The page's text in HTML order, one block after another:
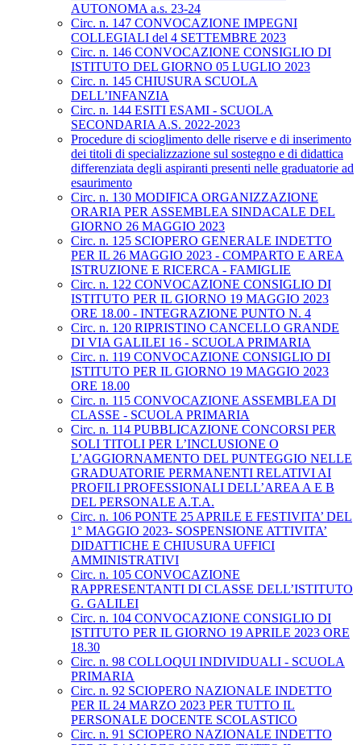
AUTONOMA a.s. 23-24
Circ. n. 147 CONVOCAZIONE IMPEGNI
COLLEGIALI del 4 SETTEMBRE 2023
Circ. n. 146 CONVOCAZIONE CONSIGLIO DI
ISTITUTO DEL GIORNO 05 LUGLIO 2023
Circ. n. 145 CHIUSURA SCUOLA
DELL’INFANZIA
Circ. n. 144 ESITI ESAMI - SCUOLA
SECONDARIA A.S. 2022-2023
Procedure di scioglimento delle riserve e di inserimento
dei titoli di specializzazione sul sostegno e di didattica
differenziata degli aspiranti presenti nelle graduatorie ad
esaurimento
Circ. n. 130 MODIFICA ORGANIZZAZIONE
ORARIA PER ASSEMBLEA SINDACALE DEL
GIORNO 26 MAGGIO 2023
Circ. n. 125 SCIOPERO GENERALE INDETTO
PER IL 26 MAGGIO 2023 - COMPARTO E AREA
ISTRUZIONE E RICERCA - FAMIGLIE
Circ. n. 122 CONVOCAZIONE CONSIGLIO DI
ISTITUTO PER IL GIORNO 19 MAGGIO 2023
ORE 18.00 - INTEGRAZIONE PUNTO N. 4
Circ. n. 120 RIPRISTINO CANCELLO GRANDE
DI VIA GALILEI 16 - SCUOLA PRIMARIA
Circ. n. 119 CONVOCAZIONE CONSIGLIO DI
ISTITUTO PER IL GIORNO 19 MAGGIO 2023
ORE 18.00
Circ. n. 115 CONVOCAZIONE ASSEMBLEA DI
CLASSE - SCUOLA PRIMARIA
Circ. n. 114 PUBBLICAZIONE CONCORSI PER
SOLI TITOLI PER L’INCLUSIONE O
L’AGGIORNAMENTO DEL PUNTEGGIO NELLE
GRADUATORIE PERMANENTI RELATIVI AI
PROFILI PROFESSIONALI DELL’AREA A E B
DEL PERSONALE A.T.A.
Circ. n. 106 PONTE 25 APRILE E FESTIVITA’ DEL
1° MAGGIO 2023- SOSPENSIONE ATTIVITA’
DIDATTICHE E CHIUSURA UFFICI
AMMINISTRATIVI
Circ. n. 105 CONVOCAZIONE
RAPPRESENTANTI DI CLASSE DELL’ISTITUTO
G. GALILEI
Circ. n. 104 CONVOCAZIONE CONSIGLIO DI
ISTITUTO PER IL GIORNO 19 APRILE 2023 ORE
18.30
Circ. n. 98 COLLOQUI INDIVIDUALI - SCUOLA
PRIMARIA
Circ. n. 92 SCIOPERO NAZIONALE INDETTO
PER IL 24 MARZO 2023 PER TUTTO IL
PERSONALE DOCENTE SCOLASTICO
Circ. n. 91 SCIOPERO NAZIONALE INDETTO